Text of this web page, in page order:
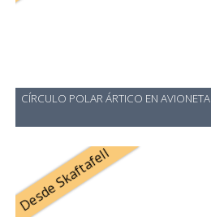
CÍRCULO POLAR ÁRTICO EN AVIONETA
Desde Skaftafell